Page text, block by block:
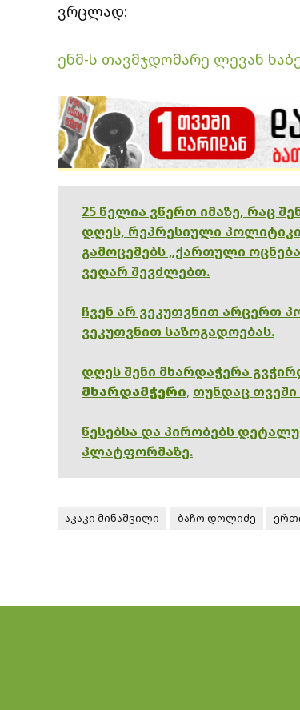
ვრცლად:
ენმ-ს თავმჯდომარე ლევან
25 წელია ვწერთ იმაზე, რაც
დღეს, რეპრესიული
გამოცემებს „ქართული
ვეღარ შევძლებთ.
ჩვენ არ ვეკუთვნით არცერთ
ვეკუთვნით საზოგადოებას.
დღეს შენი მხარდაჭერა
მხარდამჭერი, თუნდაც
წესებსა და პირობებს
პლატფორმაზე.
აკაკი მინაშვილი ბაჩო დოლიძე